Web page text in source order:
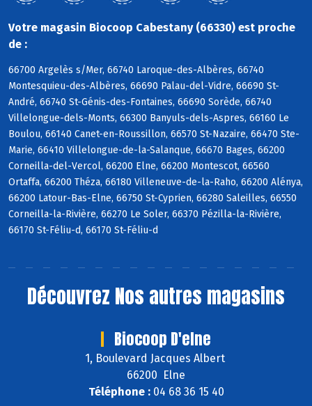
Votre magasin Biocoop Cabestany (66330) est proche
de :
66700 Argelès s/Mer, 66740 Laroque-des-Albères, 66740
Montesquieu-des-Albères, 66690 Palau-del-Vidre, 66690 St-
André, 66740 St-Génis-des-Fontaines, 66690 Sorède, 66740
Villelongue-dels-Monts, 66300 Banyuls-dels-Aspres, 66160 Le
Boulou, 66140 Canet-en-Roussillon, 66570 St-Nazaire, 66470 Ste-
Marie, 66410 Villelongue-de-la-Salanque, 66670 Bages, 66200
Corneilla-del-Vercol, 66200 Elne, 66200 Montescot, 66560
Ortaffa, 66200 Théza, 66180 Villeneuve-de-la-Raho, 66200 Alénya,
66200 Latour-Bas-Elne, 66750 St-Cyprien, 66280 Saleilles, 66550
Corneilla-la-Rivière, 66270 Le Soler, 66370 Pézilla-la-Rivière,
66170 St-Féliu-d, 66170 St-Féliu-d
Découvrez Nos autres magasins
Biocoop D'elne
1, Boulevard Jacques Albert
66200 Elne
Téléphone :04 68 36 15 40